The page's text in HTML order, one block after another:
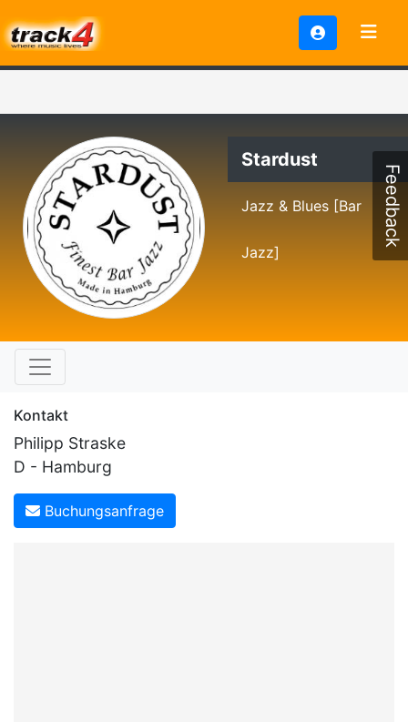
Stardust
Jazz & Blues [Bar
Jazz]
Kontakt
Philipp Straske
D - Hamburg
Buchungsanfrage
Feedback